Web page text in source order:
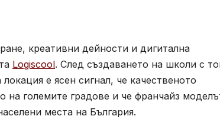
креативни дейности и дигитална
Logiscool. След създаването на школи с
е ясен сигнал, че качественото
на големите градове и че франчайз
места на България.